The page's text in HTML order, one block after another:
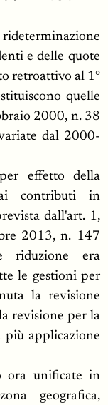
e delle quote
retroattivo al 1°
quelle
2000, n. 38
dal 2000-
effetto della
contributi in
dall'art. 1,
2013, n. 147
riduzione era
le gestioni per
la revisione
revisione per la
più applicazione
ora unificate in
geografica,